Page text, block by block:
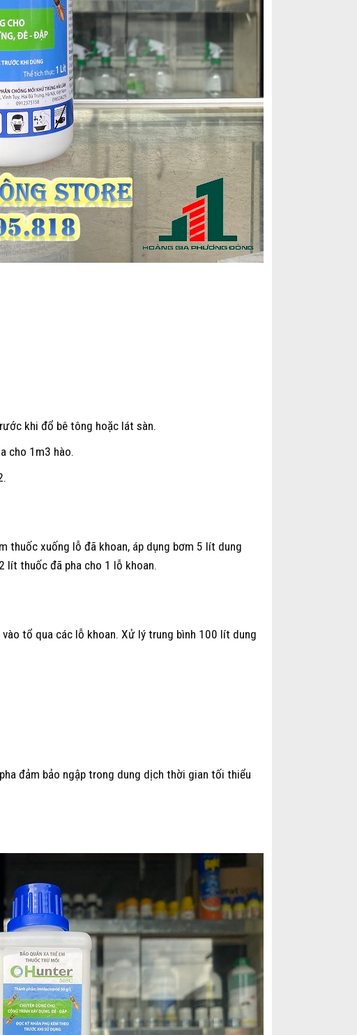
khi đổ bê tông hoặc lát sàn.
cho 1m3 hào.
thuốc xuống lỗ đã khoan, áp dụng bơm 5 lít dung
lít thuốc đã pha cho 1 lỗ khoan.
tổ qua các lỗ khoan. Xử lý trung bình 100 lít dung
đảm bảo ngập trong dung dịch thời gian tối thiểu